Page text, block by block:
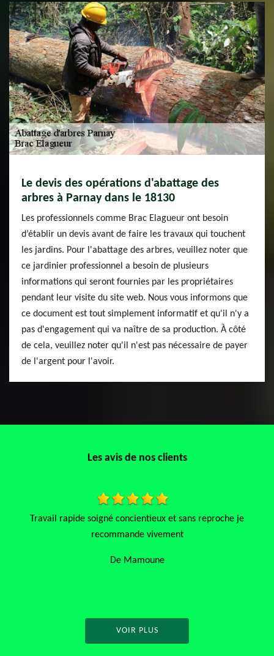
Le devis des opérations d'abattage des
arbres à Parnay dans le 18130
Les professionnels comme Brac Elagueur ont besoin
d’établir un devis avant de faire les travaux qui touchent
les jardins. Pour l'abattage des arbres, veuillez noter que
ce jardinier professionnel a besoin de plusieurs
informations qui seront fournies par les propriétaires
pendant leur visite du site web. Nous vous informons que
ce document est tout simplement informatif et qu'il n'y a
pas d'engagement qui va naître de sa production. À côté
de cela, veuillez noter qu'il n'est pas nécessaire de payer
de l'argent pour l'avoir.
Les avis de nos clients
Très réactif et professionnel je recommande
VOIR PLUS